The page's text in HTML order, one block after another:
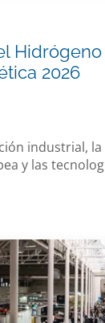
2026
industrial,
y las